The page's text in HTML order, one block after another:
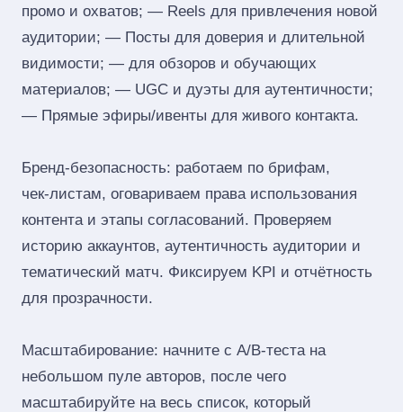
промо и охватов; — Reels для привлечения новой
аудитории; — Посты для доверия и длительной
видимости; — для обзоров и обучающих
материалов; — UGC и дуэты для аутентичности;
— Прямые эфиры/ивенты для живого контакта.
Бренд‑безопасность: работаем по брифам,
чек‑листам, оговариваем права использования
контента и этапы согласований. Проверяем
историю аккаунтов, аутентичность аудитории и
тематический матч. Фиксируем KPI и отчётность
для прозрачности.
Масштабирование: начните с A/B‑теста на
небольшом пуле авторов, после чего
масштабируйте на весь список, который